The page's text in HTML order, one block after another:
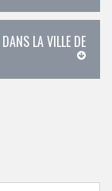
LA VILLE DE